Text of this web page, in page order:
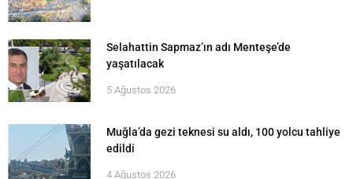
Selahattin Sapmaz’ın adı Menteşe’de
yaşatılacak
5 Ağustos 2026
Muğla’da gezi teknesi su aldı, 100 yolcu tahliye
edildi
4 Ağustos 2026